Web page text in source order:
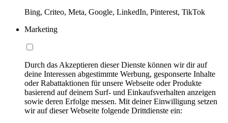
Bing, Criteo, Meta, Google, LinkedIn, Pinterest, TikTok
Marketing
Durch das Akzeptieren dieser Dienste können wir dir auf
deine Interessen abgestimmte Werbung, gesponserte Inhalte
oder Rabattaktionen für unsere Webseite oder Produkte
basierend auf deinem Surf- und Einkaufsverhalten anzeigen
sowie deren Erfolge messen. Mit deiner Einwilligung setzen
wir auf dieser Webseite folgende Drittdienste ein: